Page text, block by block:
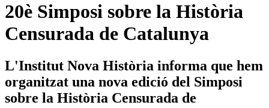
20è Simposi sobre la Història
Censurada de Catalunya
L'Institut Nova Història informa que hem
organitzat una nova edició del Simposi
sobre la Història Censurada de